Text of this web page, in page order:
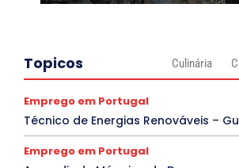
Topicos Culinária
Emprego em Portugal
Técnico de Energias Renováveis –
Emprego em Portugal